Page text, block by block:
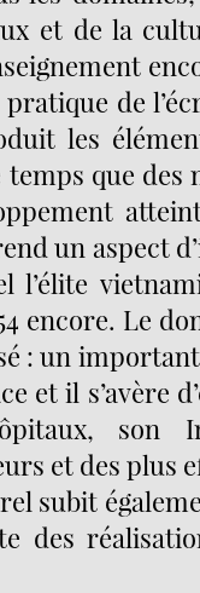
et de la
de
les
que des
un aspect
l’élite
encore. Le
: un
et il s’avère
son
et des plus
subit
des